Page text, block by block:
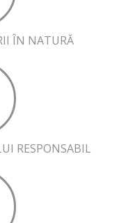
ÎN NATURĂ
RESPONSABIL